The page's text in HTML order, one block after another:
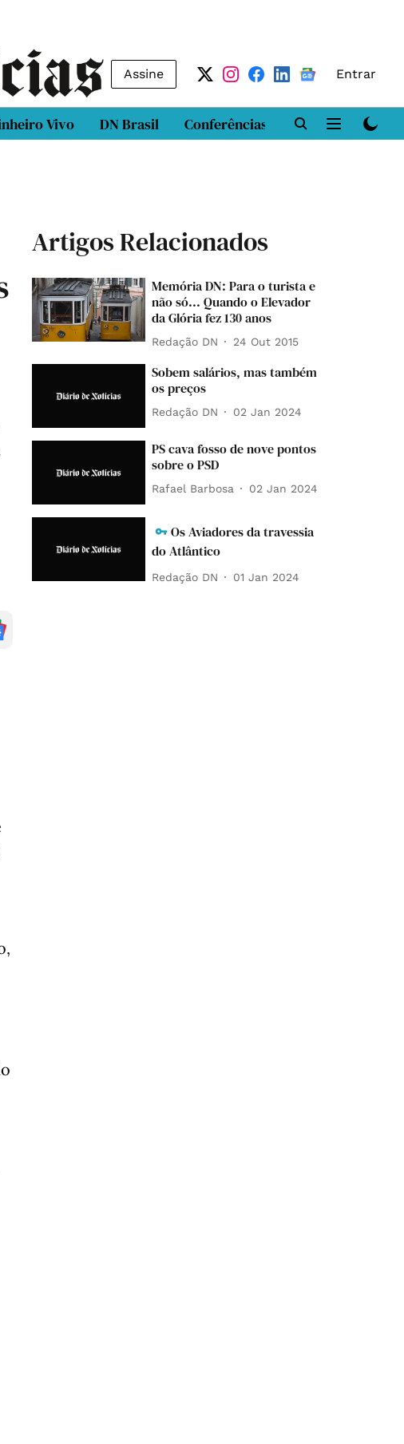
Assine Entrar
Vivo DN Brasil Conferências DN LAB
Artigos Relacionados
Memória DN: Para o turista e
não só... Quando o Elevador
da Glória fez 130 anos
Redação DN 24 Out 2015
Sobem salários, mas também
os preços
Redação DN 02 Jan 2024
PS cava fosso de nove pontos
sobre o PSD
Rafael Barbosa 02 Jan 2024
Os Aviadores da travessia
do Atlântico
Redação DN 01 Jan 2024